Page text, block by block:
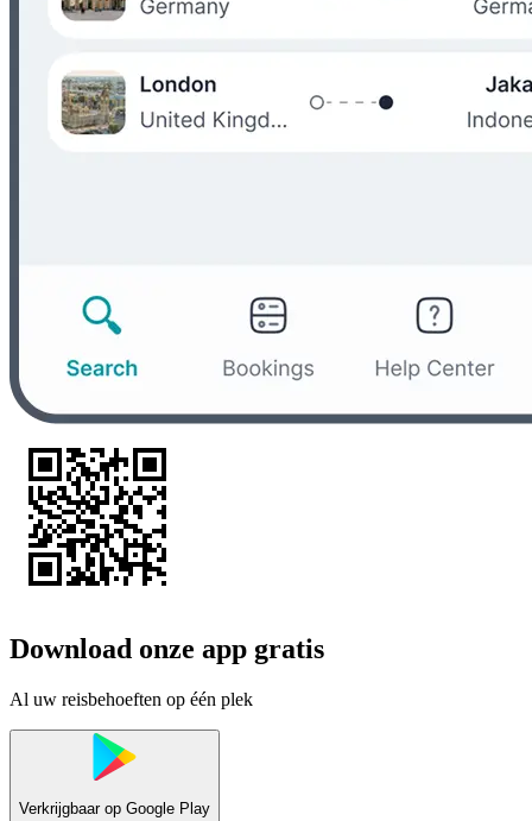
Download onze app gratis
Al uw reisbehoeften op één plek
Verkrijgbaar op Google Play